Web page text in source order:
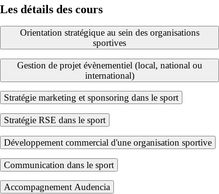
Les détails des cours
Orientation stratégique au sein des organisations
sportives
Gestion de projet évènementiel (local, national ou
international)
Stratégie marketing et sponsoring dans le sport
Stratégie RSE dans le sport
Développement commercial d'une organisation sportive
Communication dans le sport
Accompagnement Audencia